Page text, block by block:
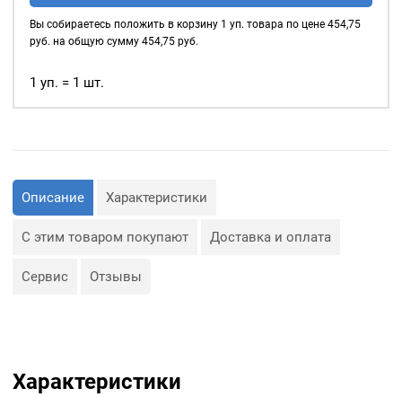
2. Укрепляет швы и
безопасность изделия.
шва.
5. Не дает ткани
10мм,
Белый
Вы собираетесь положить в корзину 1 уп. товара по цене 454,75
руб. на общую сумму 454,75руб.
1 уп. = 1 шт.
Описание Характеристики
С этим товаром покупают Доставка и оплата
Сервис Отзывы
Характеристики